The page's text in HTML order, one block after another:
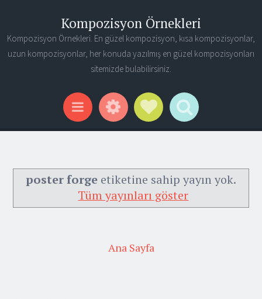
Kompozisyon Örnekleri
Kompozisyon Örnekleri. En güzel kompozisyon, kısa kompozisyonlar,
uzun kompozisyonlar, her konuda yazılmış en güzel kompozisyonları
sitemizde bulabilirsiniz.
Menu WidgetsSocial Links
Search
poster forge etiketine sahip yayın yok.
Tüm yayınları göster
Ana Sayfa